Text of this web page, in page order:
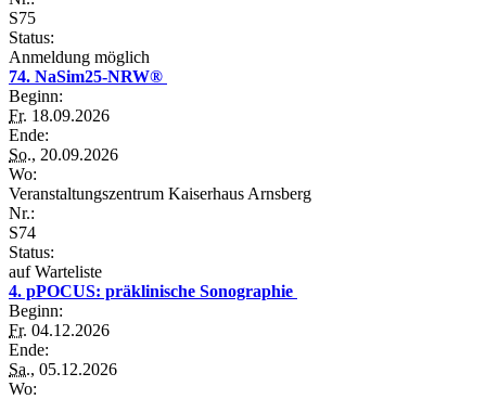
S75
Status:
Anmeldung möglich
74. NaSim25-NRW®
Beginn:
Fr. 18.09.2026
Ende:
So., 20.09.2026
Wo:
Veranstaltungszentrum Kaiserhaus Arnsberg
Nr.:
S74
Status:
auf Warteliste
4. pPOCUS: präklinische Sonographie
Beginn:
Fr. 04.12.2026
Ende:
Sa., 05.12.2026
Wo: